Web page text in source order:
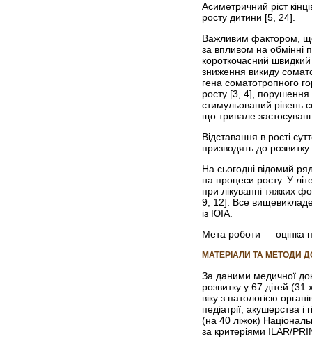
Асиметричний ріст
росту дитини [5, 24].
Важливим фактором, що
за впливом на обмінні
короткочасний
зниження викиду
гена соматотропного
росту [3, 4], порушення
стимульований рівень
що тривале
Відставання в рості
призводять до
На сьогодні відомий
на процеси росту. У
при лікуванні тяжких
9, 12]. Все
із ЮІА.
Мета роботи — оцінка
МАТЕРІАЛИ ТА МЕТОДИ
За даними медичної
розвитку у 67 дітей (31
віку з патологією
педіатрії, акушерства
(на 40 ліжок)
за критеріями ILAR/